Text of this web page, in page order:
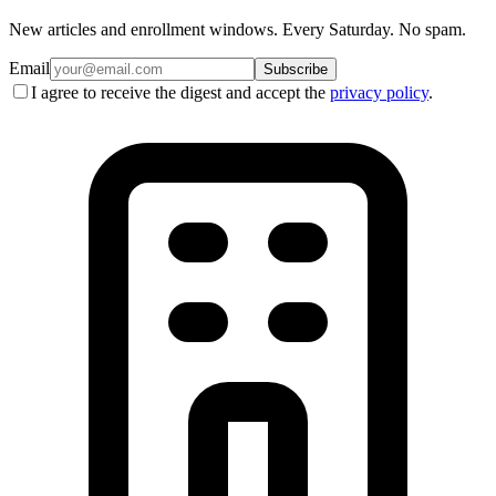
New articles and enrollment windows. Every Saturday. No spam.
Email Subscribe
I agree to receive the digest and accept the privacy policy.